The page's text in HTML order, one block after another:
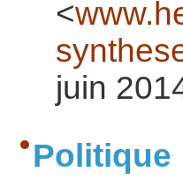
<
juin
Politique